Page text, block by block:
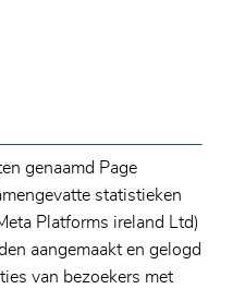
genaamd Page
statistieken
Platforms ireland Ltd)
aangemaakt en gelogd
van bezoekers met